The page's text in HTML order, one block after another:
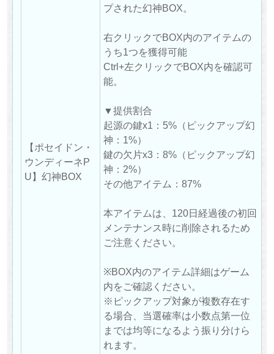
【ポセイドン・
ウンディーネP
U】幻神BOX
プされた幻神BOX。
右クリックでBOX内のアイテムの
うち1つを獲得可能
Ctrl+左クリックでBOX内を確認可
能。
▼提供割合
起源の鍵x1：5%（ピックアップ幻
神：1%）
鍵の欠片x3：8%（ピックアップ幻
神：2%）
その他アイテム：87%
本アイテムは、120日経過後の初回
メンテナンス時に削除されるため
ご注意ください。
※BOX内のアイテム詳細はゲーム
内をご確認ください。
※ピックアップ対象が複数存在す
る場合、当選確率は小数点第一位
までは均等になるよう振り分けら
れます。